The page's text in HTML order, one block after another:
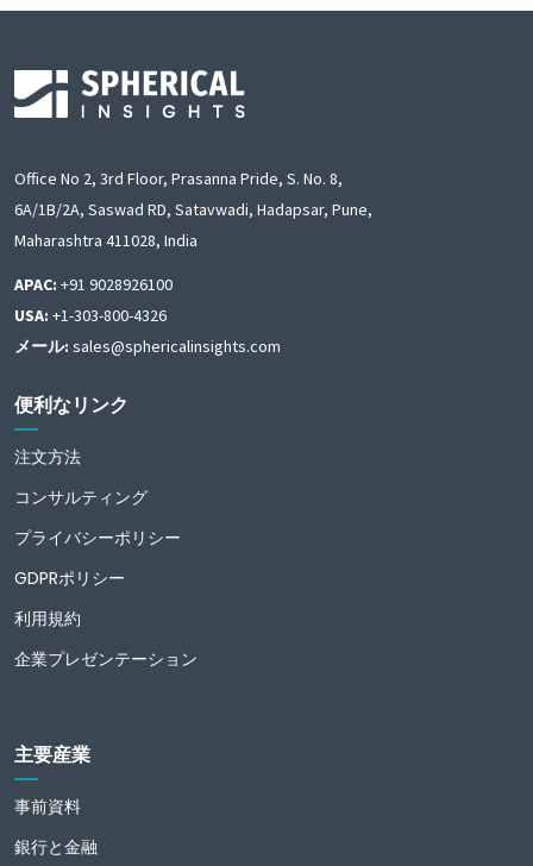
Office No 2, 3rd Floor, Prasanna Pride, S. No. 8,
6A/1B/2A, Saswad RD, Satavwadi, Hadapsar, Pune,
Maharashtra 411028, India
APAC: +91 9028926100
USA: +1-303-800-4326
メール: sales@sphericalinsights.com
便利なリンク
注文方法
コンサルティング
プライバシーポリシー
GDPRポリシー
利用規約
企業プレゼンテーション
主要産業
事前資料
銀行と金融